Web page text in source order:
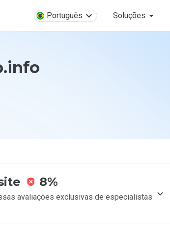
Português Soluções
8%
avaliações exclusivas de especialistas